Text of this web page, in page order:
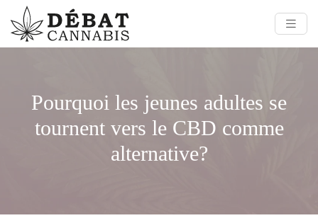
Pourquoi les jeunes adultes se
tournent vers le CBD comme
alternative?